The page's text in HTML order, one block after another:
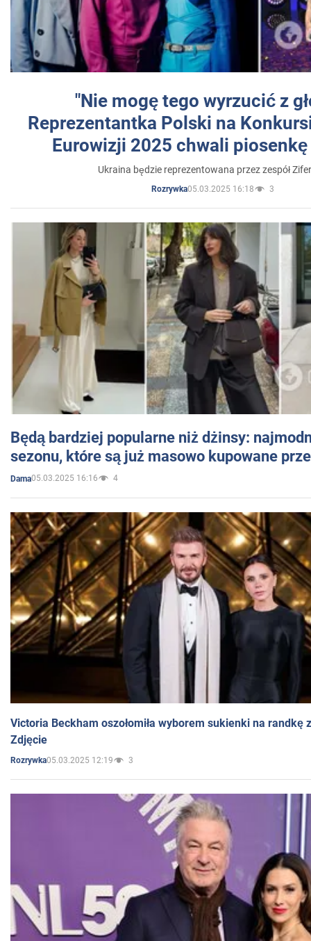
"Nie mogę tego wyrzucić z
Reprezentantka Polski na
Eurowizji 2025 chwali
Ukraina będzie reprezentowana przez zespół
Rozrywka05.03.2025 16:18 3
Będą bardziej popularne niż dżinsy:
sezonu, które są już masowo kupowane
Dama05.03.2025 16:16 4
Victoria Beckham oszołomiła wyborem sukienki na randkę
Zdjęcie
Rozrywka05.03.2025 12:19 3